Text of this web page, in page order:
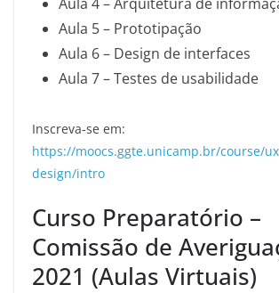
Aula 5 – Prototipação
Aula 6 – Design de interfaces
Aula 7 – Testes de usabilidade
Inscreva-se em:
https://moocs.ggte.unicamp.br/course/
design/intro
Curso Preparatório –
Comissão de
2021 (Aulas Virtuais)